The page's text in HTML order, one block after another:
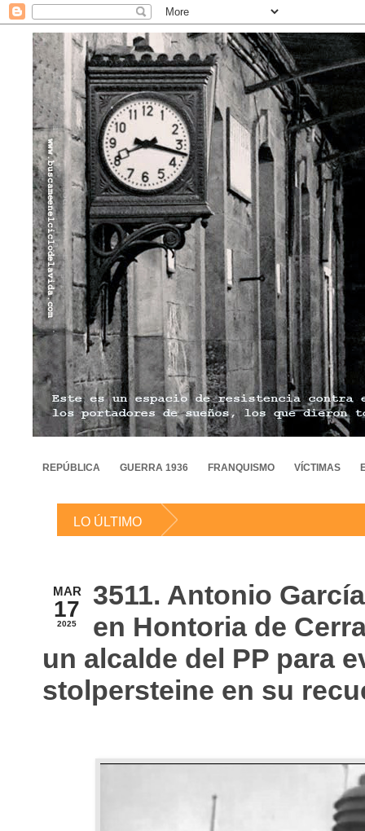
REPÚBLICA GUERRA 1936 FRANQUISMO VÍCTIMAS
LO ÚLTIMO
MAR
17
2025
3511. Antonio
en Hontoria de
un alcalde del PP para
stolpersteine en su